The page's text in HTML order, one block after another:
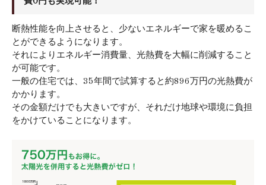
断熱性能を向上させると、少ないエネルギーで家を暖めるこ
とができるようになります。
それによりエネルギー消費量、光熱費を大幅に削減すること
が可能です。
一般の住宅では、35年間で試算すると約896万円の光熱費が
かかります。
その金額だけでも大きいですが、それだけ地球や環境に負担
をかけていることになります。